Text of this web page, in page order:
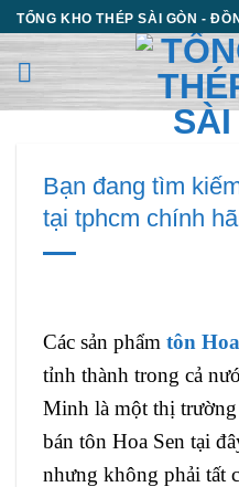
Chuyển
đến
nội
TỔNG KHO THÉP SÀI GÒN -
Bạn đang tìm
tại tphcm chính
Các sản phẩm tôn
tỉnh thành trong cả
Minh là một thị
bán tôn Hoa Sen tại
nhưng không phải tất